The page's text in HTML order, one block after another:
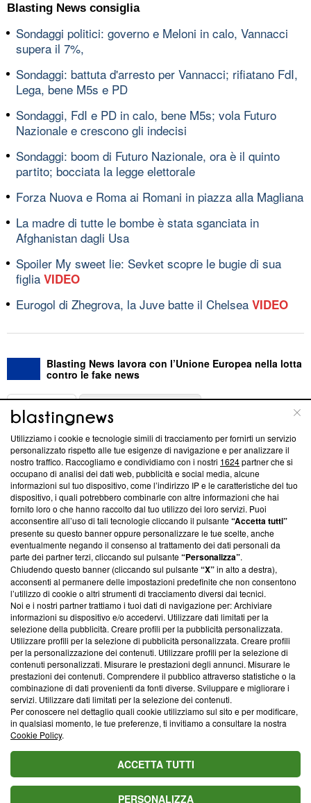
Blasting News consiglia
Sondaggi politici: governo e Meloni in calo, Vannacci
supera il 7%,
Sondaggi: battuta d'arresto per Vannacci; rifiatano FdI,
Lega, bene M5s e PD
Sondaggi, FdI e PD in calo, bene M5s; vola Futuro
Nazionale e crescono gli indecisi
Sondaggi: boom di Futuro Nazionale, ora è il quinto
partito; bocciata la legge elettorale
Forza Nuova e Roma ai Romani in piazza alla Magliana
La madre di tutte le bombe è stata sganciata in
Afghanistan dagli Usa
Spoiler My sweet lie: Sevket scopre le bugie di sua
figlia VIDEO
Eurogol di Zhegrova, la Juve batte il Chelsea VIDEO
Blasting News lavora con l’Unione Europea nella lotta
contro le fake news
ABOUT
Questa sezione offre informazioni trasparenti su Blasting
News, sui nostri processi editoriali e su come ci impegniamo a
creare news di qualità. Inoltre, afferma la nostra aderenza a
‘Trust Project - News with Integrity’Blasting News non è
ancora membro del programma, ma ha richiesto di farne
parte; Trust Project non ha ancora effettuato una verifica di
conformità agli standard.
Su di noi
Team editoriale
Corporate
Redazione
Informativa Privacy
Cookie Policy
Blasting SA, IDI CHE-247.845.224, Via Carlo Frasca, 3 - 6900
Lugano (Svizzera) Tel:+39 0690258937
© 2026 Blasting News
Utilizziamo i cookie e tecnologie simili di tracciamento per fornirti un servizio
personalizzato rispetto alle tue esigenze di navigazione e per analizzare il
nostro traffico. Raccogliamo e condividiamo con i nostri 1624partner che si
occupano di analisi dei dati web, pubblicità e social media, alcune
informazioni sul tuo dispositivo, come l’indirizzo IP e le caratteristiche del tuo
dispositivo, i quali potrebbero combinarle con altre informazioni che hai
fornito loro o che hanno raccolto dal tuo utilizzo dei loro servizi. Puoi
acconsentire all’uso di tali tecnologie cliccando il pulsante“Accetta tutti”
presente su questo banner oppure personalizzare le tue scelte, anche
eventualmente negando il consenso al trattamento dei dati personali da
parte dei partner terzi, cliccando sul pulsante“Personalizza”.
Chiudendo questo banner (cliccando sul pulsante“X”in alto a destra),
acconsenti al permanere delle impostazioni predefinite che non consentono
l’utilizzo di cookie o altri strumenti di tracciamento diversi dai tecnici.
Noi e i nostri partner trattiamo i tuoi dati di navigazione per: Archiviare
informazioni su dispositivo e/o accedervi. Utilizzare dati limitati per la
selezione della pubblicità. Creare profili per la pubblicità personalizzata.
Utilizzare profili per la selezione di pubblicità personalizzata. Creare profili
per la personalizzazione dei contenuti. Utilizzare profili per la selezione di
contenuti personalizzati. Misurare le prestazioni degli annunci. Misurare le
prestazioni dei contenuti. Comprendere il pubblico attraverso statistiche o la
combinazione di dati provenienti da fonti diverse. Sviluppare e migliorare i
servizi. Utilizzare dati limitati per la selezione dei contenuti.
Per conoscere nel dettaglio quali cookie utilizziamo sul sito e per modificare,
in qualsiasi momento, le tue preferenze, ti invitiamo a consultare la nostra
Cookie Policy.
ACCETTA TUTTI
PERSONALIZZA